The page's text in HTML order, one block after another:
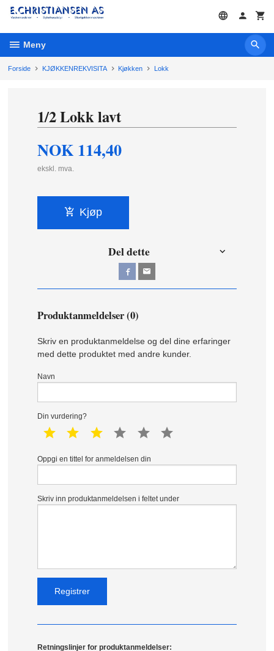
Gå
innholdet
Meny
Forside KJØKKENREKVISITA Kjøkken Lokk
1/2 Lokk lavt
NOK 114,40
ekskl. mva.
Kjøp
Del dette
Produktanmeldelser (0)
Skriv en produktanmeldelse og del dine erfaringer
med dette produktet med andre kunder.
Navn
Din vurdering?
1 star 2 star 3 star 4 star 5 star
Oppgi en tittel for anmeldelsen din
Skriv inn produktanmeldelsen i feltet under
Retningslinjer for produktanmeldelser: